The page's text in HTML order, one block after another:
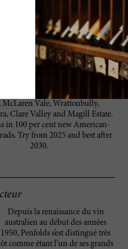
contained, only broadening out
This has some growth to come
Peter Gago’s description of the
'slaty' is spot on; they are dark,
slick, smooth and strong. The
long into a tight, toasty and
Luxuriant, long and powerful. A
sourced from Barossa
McLaren Vale, Wrattonbully,
Clare Valley and Magill Estate.
in 100 per cent new American-
Try from 2025 and best after
2030.
Depuis la renaissance du vin
australien au début des années
1950, Penfolds s’est distingué très
comme étant l’un de ses grands